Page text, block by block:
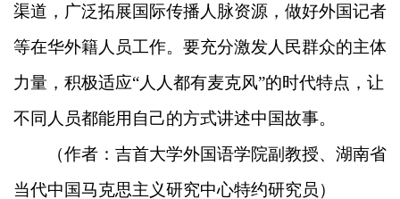
渠道，广泛拓展国际传播人脉资源，做好外国记者
等在华外籍人员工作。要充分激发人民群众的主体
力量，积极适应“人人都有麦克风”的时代特点，让
不同人员都能用自己的方式讲述中国故事。
（作者：吉首大学外国语学院副教授、湖南省
当代中国马克思主义研究中心特约研究员）